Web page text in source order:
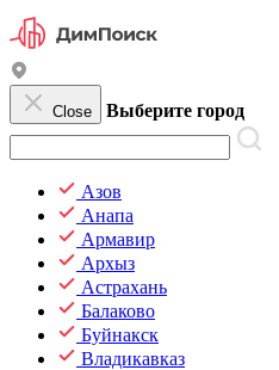
Close Выберите город
Азов
Анапа
Армавир
Архыз
Астрахань
Балаково
Буйнакск
Владикавказ